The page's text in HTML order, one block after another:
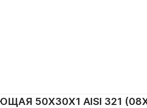
50Х30Х1 AISI 321